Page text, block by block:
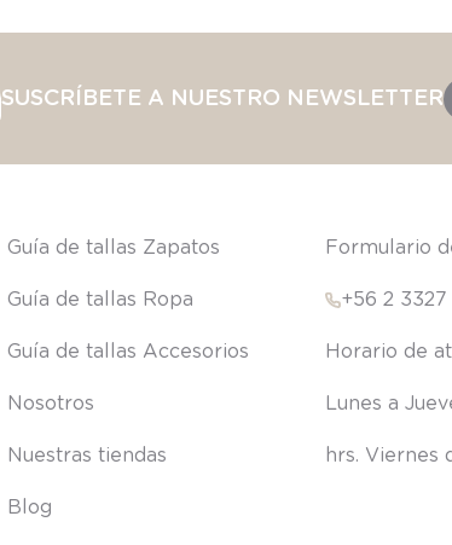
SUSCRÍBETE A NUESTRO NEWSLETTER
Guía de tallas Zapatos
Guía de tallas Ropa
Guía de tallas Accesorios
Nosotros
Nuestras tiendas
Blog
Formulario
+56 2 3327
Lunes a
hrs. Viernes